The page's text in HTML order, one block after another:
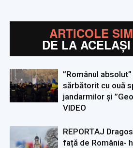
ARTICOLE
DE LA
”Românul
sărbătorit cu ouă
jandarmilor și
VIDEO
REPORTAJ
față de România-